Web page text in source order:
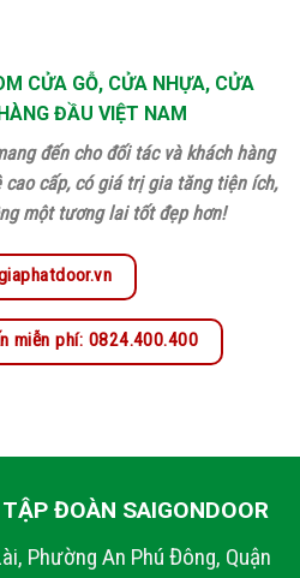
CỬA GỖ, CỬA NHỰA, CỬA
ĐẦU VIỆT NAM
đến cho đối tác và khách hàng
cấp, có giá trị gia tăng tiện ích,
một tương lai tốt đẹp hơn!
miễn phí: 0824.400.400
ĐOÀN SAIGONDOOR
Phường An Phú Đông, Quận